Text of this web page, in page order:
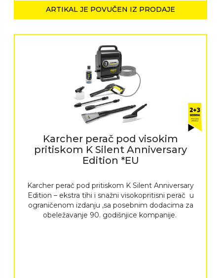
ARTIKAL JE POVUČEN IZ PRODAJE
Karcher perač pod visokim
pritiskom K Silent Anniversary
Edition *EU
Karcher perač pod pritiskom K Silent Anniversary
Edition – ekstra tihi i snažni visokopritisni perač u
ograničenom izdanju ,sa posebnim dodacima za
obeležavanje 90. godišnjice kompanije.